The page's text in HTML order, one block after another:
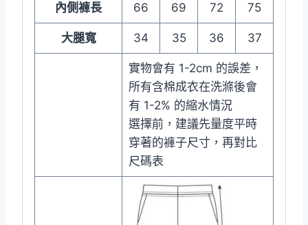
內側褲長 66 69 72 75
大腿寬 34 35 36 37
實物會有 1-2cm 的誤差，
所有含棉成衣在洗滌後會
有 1-2% 的縮水情況
選擇前，建議先量度平時
穿著的褲子尺寸，再對比
尺碼表